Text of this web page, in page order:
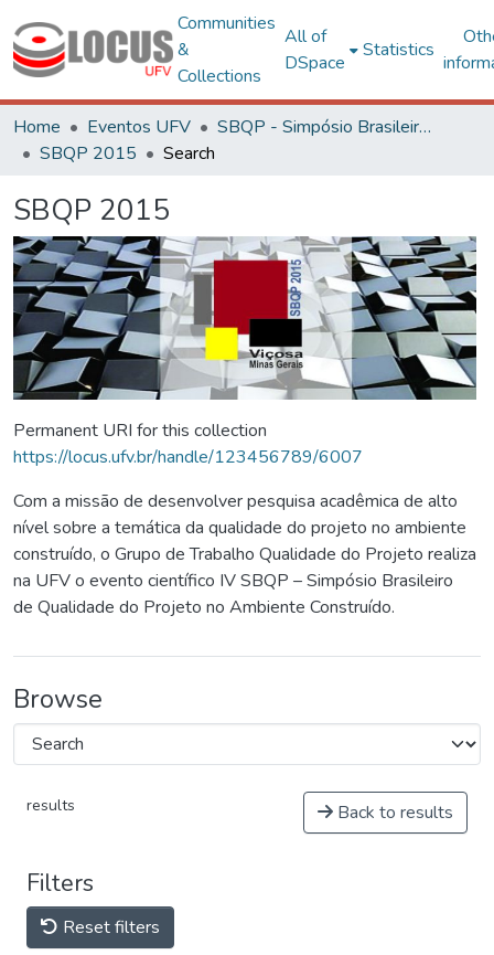
Communities
&
Collections
All of
DSpace
Statistics
Home Eventos UFV
SBQP - Simpósio Brasileiro de Qualidade do Projeto no Ambiente Construído
SBQP 2015
Search
SBQP 2015
Permanent URI for this collection
https://locus.ufv.br/handle/123456789/6007
Com a missão de desenvolver pesquisa acadêmica de alto
nível sobre a temática da qualidade do projeto no ambiente
construído, o Grupo de Trabalho Qualidade do Projeto realiza
na UFV o evento científico IV SBQP – Simpósio Brasileiro
de Qualidade do Projeto no Ambiente Construído.
Browse
results Back to results
Filters
Reset filters